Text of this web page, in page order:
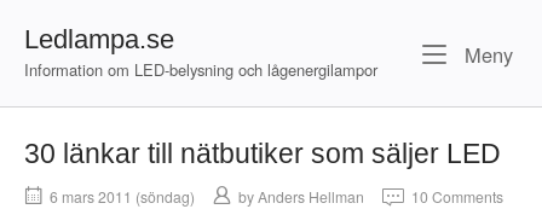
content
Ledlampa.se
Information om LED-belysning och lågenergilampor
Meny
30 länkar till nätbutiker som säljer LED
6 mars 2011 (söndag) byAnders Hellman 10 Comments